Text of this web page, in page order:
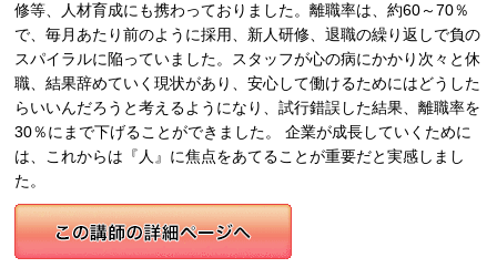
修等、人材育成にも携わっておりました。離職率は、約60～70％
で、毎月あたり前のように採用、新人研修、退職の繰り返しで負の
スパイラルに陥っていました。スタッフが心の病にかかり次々と休
職、結果辞めていく現状があり、安心して働けるためにはどうした
らいいんだろうと考えるようになり、試行錯誤した結果、離職率を
30％にまで下げることができました。 企業が成長していくために
は、これからは『人』に焦点をあてることが重要だと実感しまし
た。